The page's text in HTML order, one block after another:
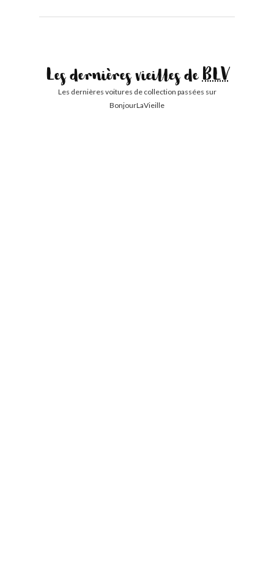
Les dernières vieilles deBLV
Les dernières voitures de collection passées sur
BonjourLaVieille